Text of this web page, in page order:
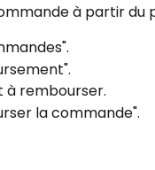
à partir du
à rembourser.
la commande".